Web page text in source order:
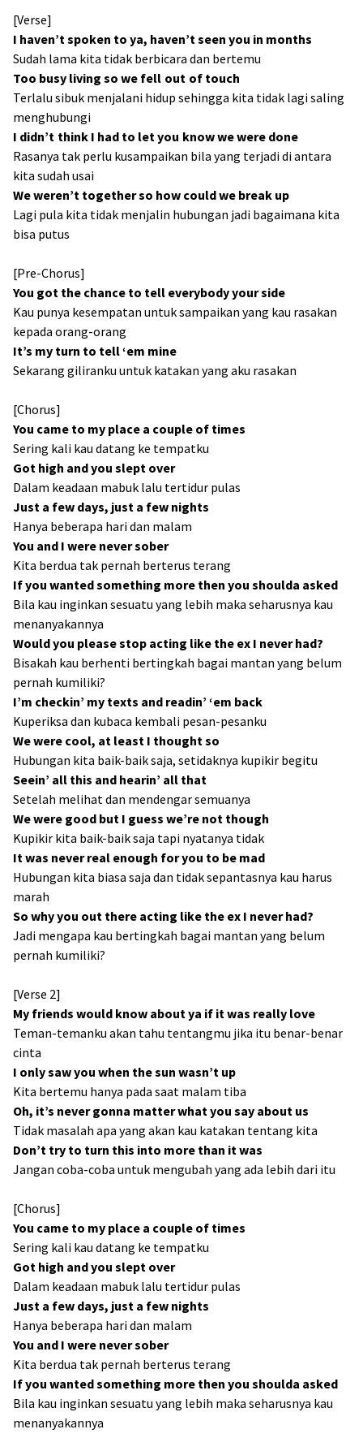
[Verse]
I haven’t spoken to ya, haven’t seen you in months
Sudah lama kita tidak berbicara dan bertemu
Too busy living so we fell out of touch
Terlalu sibuk menjalani hidup sehingga kita tidak lagi saling
menghubungi
I didn’t think I had to let you know we were done
Rasanya tak perlu kusampaikan bila yang terjadi di antara
kita sudah usai
We weren’t together so how could we break up
Lagi pula kita tidak menjalin hubungan jadi bagaimana kita
bisa putus
[Pre-Chorus]
You got the chance to tell everybody your side
Kau punya kesempatan untuk sampaikan yang kau rasakan
kepada orang-orang
It’s my turn to tell ‘em mine
Sekarang giliranku untuk katakan yang aku rasakan
[Chorus]
You came to my place a couple of times
Sering kali kau datang ke tempatku
Got high and you slept over
Dalam keadaan mabuk lalu tertidur pulas
Just a few days, just a few nights
Hanya beberapa hari dan malam
You and I were never sober
Kita berdua tak pernah berterus terang
If you wanted something more then you shoulda asked
Bila kau inginkan sesuatu yang lebih maka seharusnya kau
menanyakannya
Would you please stop acting like the ex I never had?
Bisakah kau berhenti bertingkah bagai mantan yang belum
pernah kumiliki?
I’m checkin’ my texts and readin’ ‘em back
Kuperiksa dan kubaca kembali pesan-pesanku
We were cool, at least I thought so
Hubungan kita baik-baik saja, setidaknya kupikir begitu
Seein’ all this and hearin’ all that
Setelah melihat dan mendengar semuanya
We were good but I guess we’re not though
Kupikir kita baik-baik saja tapi nyatanya tidak
It was never real enough for you to be mad
Hubungan kita biasa saja dan tidak sepantasnya kau harus
marah
So why you out there acting like the ex I never had?
Jadi mengapa kau bertingkah bagai mantan yang belum
pernah kumiliki?
[Verse 2]
My friends would know about ya if it was really love
Teman-temanku akan tahu tentangmu jika itu benar-benar
cinta
I only saw you when the sun wasn’t up
Kita bertemu hanya pada saat malam tiba
Oh, it’s never gonna matter what you say about us
Tidak masalah apa yang akan kau katakan tentang kita
Don’t try to turn this into more than it was
Jangan coba-coba untuk mengubah yang ada lebih dari itu
[Chorus]
You came to my place a couple of times
Sering kali kau datang ke tempatku
Got high and you slept over
Dalam keadaan mabuk lalu tertidur pulas
Just a few days, just a few nights
Hanya beberapa hari dan malam
You and I were never sober
Kita berdua tak pernah berterus terang
If you wanted something more then you shoulda asked
Bila kau inginkan sesuatu yang lebih maka seharusnya kau
menanyakannya